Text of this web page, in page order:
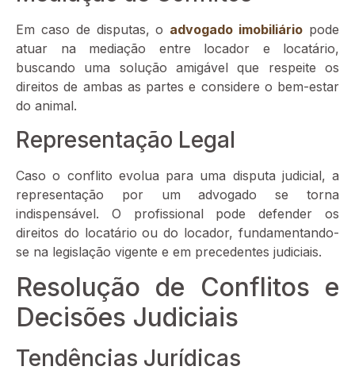
Em caso de disputas, o advogado imobiliário pode
atuar na mediação entre locador e locatário,
buscando uma solução amigável que respeite os
direitos de ambas as partes e considere o bem-estar
do animal.
Representação Legal
Caso o conflito evolua para uma disputa judicial, a
representação por um advogado se torna
indispensável. O profissional pode defender os
direitos do locatário ou do locador, fundamentando-
se na legislação vigente e em precedentes judiciais.
Resolução de Conflitos e
Decisões Judiciais
Tendências Jurídicas